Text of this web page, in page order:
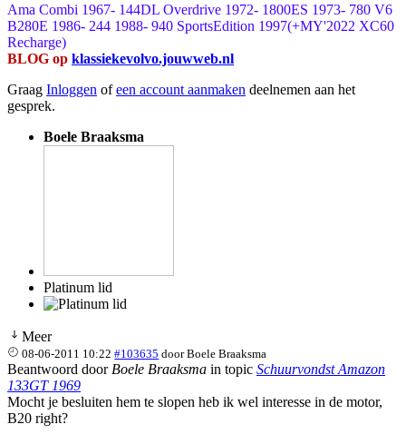
Ama Combi 1967- 144DL Overdrive 1972- 1800ES 1973- 780 V6
B280E 1986- 244 1988- 940 SportsEdition 1997(+MY'2022 XC60
Recharge)
BLOG op klassiekevolvo.jouwweb.nl
Graag Inloggen ofeen account aanmaken deelnemen aan het
gesprek.
Boele Braaksma
Platinum lid
Meer
08-06-2011 10:22 #103635 doorBoele Braaksma
Beantwoord door Boele Braaksma in topic Schuurvondst Amazon
133GT 1969
Mocht je besluiten hem te slopen heb ik wel interesse in de motor,
B20 right?